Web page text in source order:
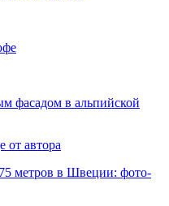
фасадом в альпийской
от автора
75 метров в Швеции: фото-